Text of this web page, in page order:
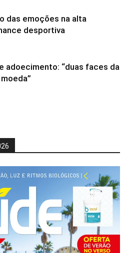
das emoções na alta
desportiva
adoecimento: “duas faces da